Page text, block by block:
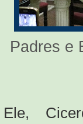
Padres e
Ele,